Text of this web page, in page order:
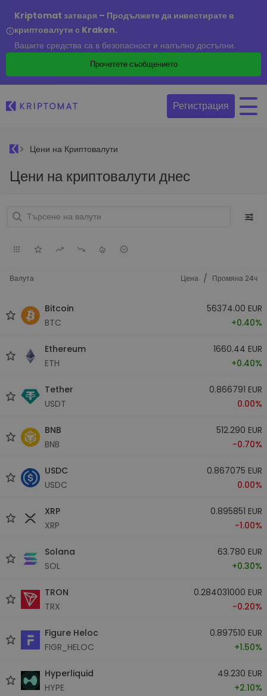
Kriptomat затваря – Продължете да инвестирате в
криптовалути с Kraken.
Вашите средства са в безопасност и напълно достъпни.
Прочетете съобщението
Регистрация
Цени на Криптовалути
Цени на криптовалути днес
Валута Цена / Промяна 24ч
Bitcoin
BTC
56374.00 EUR
+0.40%
Ethereum
ETH
1660.44 EUR
+0.40%
Tether
USDT
0.866791 EUR
0.00%
BNB
BNB
512.290 EUR
-0.70%
USDC
USDC
0.867075 EUR
0.00%
XRP
XRP
0.895851 EUR
-1.00%
Solana
SOL
63.780 EUR
+0.30%
TRON
TRX
0.284031000 EUR
-0.20%
Figure Heloc
FIGR_HELOC
0.897510 EUR
+1.50%
Hyperliquid
HYPE
49.230 EUR
+2.10%